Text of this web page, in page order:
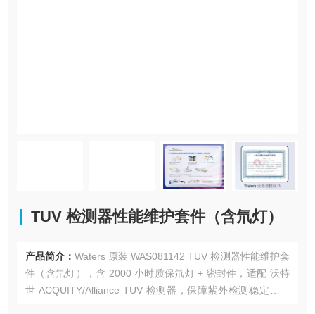
TUV 检测器性能维护套件（含氘灯）
产品简介： Waters 原装 WAS081142 TUV 检测器性能维护套
件（含氘灯），含 2000 小时质保氘灯 + 密封件，适配 沃特
世 ACQUITY/Alliance TUV 检测器，保障紫外检测稳定，支